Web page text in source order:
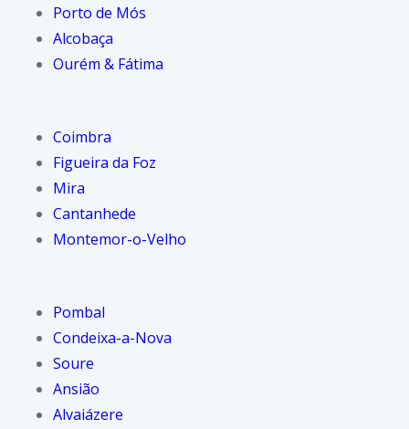
Porto de Mós
Alcobaça
Ourém & Fátima
Coimbra
Figueira da Foz
Mira
Cantanhede
Montemor-o-Velho
Pombal
Condeixa-a-Nova
Soure
Ansião
Alvaiázere